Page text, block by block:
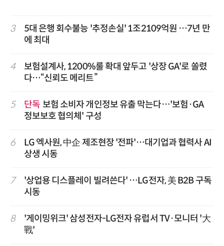
3
5대 은행 회수불능 '추정손실' 1조2109억원 …7년 만
에 최대
4
보험설계사, 1200%룰 확대 앞두고 '상장 GA'로 쏠렸
다…“신뢰도 메리트”
5 단독 보험 소비자 개인정보 유출 막는다…'보험·GA
정보보호 협의체' 구성
6
LG 엑사원, 中企 제조현장 '전파'…대기업과 협력사 AI
상생 시동
7
'상업용 디스플레이 빌려쓴다' …LG전자, 美 B2B 구독
시동
8
'게이밍위크' 삼성전자-LG전자 유럽서 TV·모니터 '大
戰'